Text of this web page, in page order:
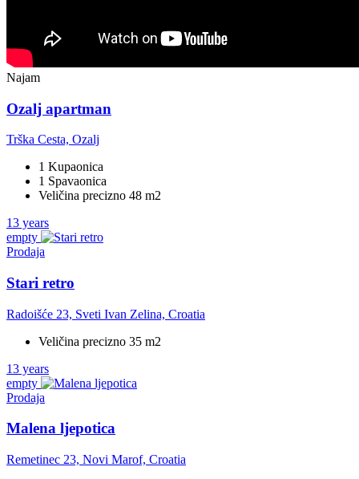
Najam
Ozalj apartman
Trška Cesta, Ozalj
1 Kupaonica
1 Spavaonica
Veličina precizno 48 m2
13 years
empty
Prodaja
Stari retro
Radoišće 23, Sveti Ivan Zelina, Croatia
Veličina precizno 35 m2
13 years
empty
Prodaja
Malena ljepotica
Remetinec 23, Novi Marof, Croatia